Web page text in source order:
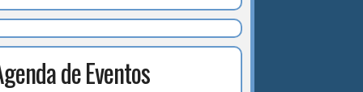
de Eventos